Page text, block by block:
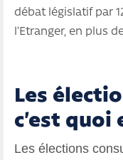
débat législatif par
l’Etranger, en plus
Les
c’est quoi
Les élections